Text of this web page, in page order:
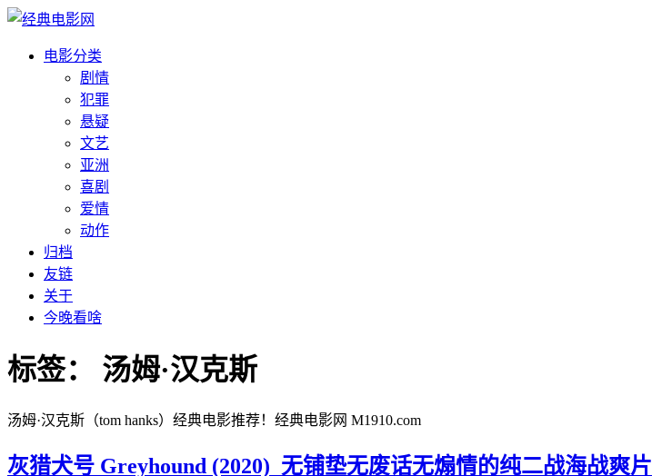
电影分类
剧情
犯罪
悬疑
文艺
亚洲
喜剧
爱情
动作
归档
友链
关于
今晚看啥
标签： 汤姆·汉克斯
汤姆·汉克斯（tom hanks）经典电影推荐！经典电影网 M1910.com
灰猎犬号 Greyhound (2020)_无铺垫无废话无煽情的纯二战海战爽片